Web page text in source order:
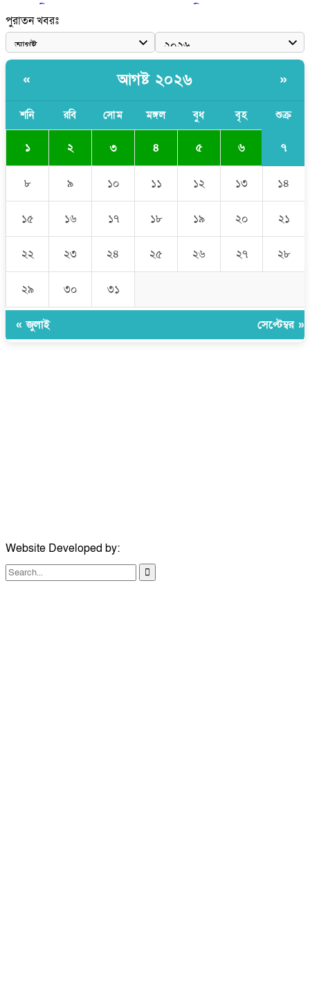
শেখ হাসিনাকে আর রাখতে চাচ্ছে না ভারত: আসিফ মাহমুদ
জুলাই কোনো শ্রেণি বা গোষ্ঠীর নয়, এটি সর্বস্তরের মানুষের: ড. ইউনূস
আলিয়া মাদ্রাসায় ছাত্রদল-শিবির সংঘর্ষ, হাতে পাইপ মাথায় হেলমেট পড়ে
মাঠে যুবদল নেতা নয়ন
পুরাতন খবরঃ
« আগষ্ট ২০২৬ »
শনি রবি সোম মঙ্গল বুধ বৃহ শুক্র
১ ২ ৩ ৪ ৫ ৬ ৭
৮ ৯ ১০ ১১ ১২ ১৩ ১৪
১৫ ১৬ ১৭ ১৮ ১৯ ২০ ২১
২২ ২৩ ২৪ ২৫ ২৬ ২৭ ২৮
২৯ ৩০ ৩১
« জুলাই সেপ্টেম্বর »
Website Developed by: